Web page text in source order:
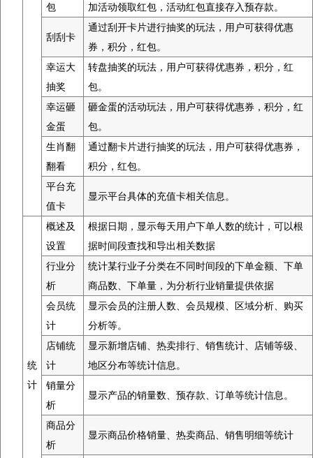
包
加活动领取红包，活动红包直接存入预存款。
刮刮卡
通过刮开卡片进行抽奖的玩法，用户可获得优惠
券，积分，红包。
幸运大
抽奖
转盘抽奖的玩法，用户可获得优惠券，积分，红
包。
幸运砸
金蛋
砸金蛋的活动玩法，用户可获得优惠券，积分，红
包。
生肖翻
翻看
通过翻卡片进行抽奖的玩法，用户可获得优惠券，
积分，红包。
平台充
值卡
显示平台具体的充值卡相关信息。
统
计
概述及
设置
根据日期，显示每天用户下单人数的统计，可以根
据时间段查找和导出相关数据
行业分
析
统计某行业子分类在不同时间段的下单金额、下单
商品数、下单量，为分析行业销量提供依据
会员统
计
显示会员的注册人数、会员规模、区域分析、购买
分析等。
店铺统
计
显示新增店铺、热卖排行、销售统计、店铺等级、
地区分布等统计信息。
销量分
析
显示产品的销量数、预存款、订单等统计信息。
商品分
析
显示商品价格销量、热卖商品、销售明细等统计